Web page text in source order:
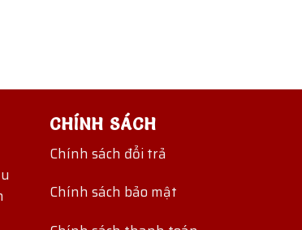
CHÍNH SÁCH
Chính sách đổi trả
Chính sách bảo mật